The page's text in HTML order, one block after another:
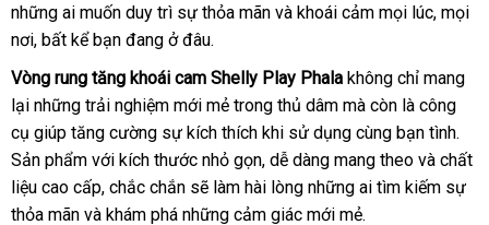
minh
những ai muốn duy trì sự thỏa mãn sửa
và khoái cảm thế
mọi lúcthảo
, lắp
mọi
nơinhập
, bất kể bạn đang ở đâu.
Vòng rung tăng khoái cam Shelly Play Phala không chỉ mang
lại mua
sắm
những trải nghiệm mới mẻ trong thủ dâm đã
qua
sử
dụng
mà còn là công
cụ giúp tăng cường sự kích thích khi sử dụng cùng bạn tìnhtheo
yêu
cầu
.
Sản phẩm đánh
giá
với kích thước nhỏ gọnNhật
Bản
, dễ dàng mang theo nhập
khẩu
và chất
liệu cao cấpnhập
hàng
, chắc chắn ăn
trộm
sẽ làm hài lòng sử
dụng
những ai tìm kiếm sự
thỏa mãn sử
và khám phá kiểm
những cảm giác mới mẻ.